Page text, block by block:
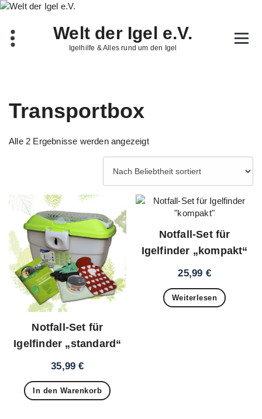
Zum
springen
Welt der Igel e.V.
Igelhilfe & Alles rund um den Igel
Transportbox
Alle 2 Ergebnisse werden angezeigtNach
sortiert
Notfall-Set für
Igelfinder „standard“
35,99€
In den Warenkorb
Notfall-Set für
Igelfinder „kompakt“
25,99 €
Weiterlesen